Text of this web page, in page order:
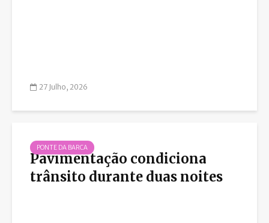
27 Julho, 2026
PONTE DA BARCA
Pavimentação condiciona
trânsito durante duas noites